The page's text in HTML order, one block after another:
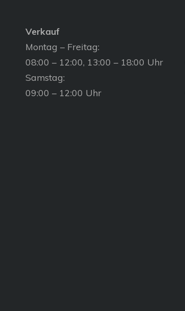
Verkauf
Montag – Freitag:
08:00 – 12:00, 13:00 – 18:00 Uhr
Samstag:
09:00 – 12:00 Uhr